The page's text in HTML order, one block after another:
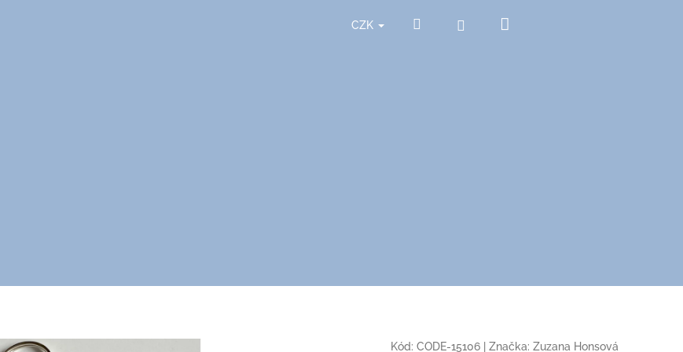
CZK Hledat Přihlášení
Kód: CODE-15106 Značka: Zuzana Honsová